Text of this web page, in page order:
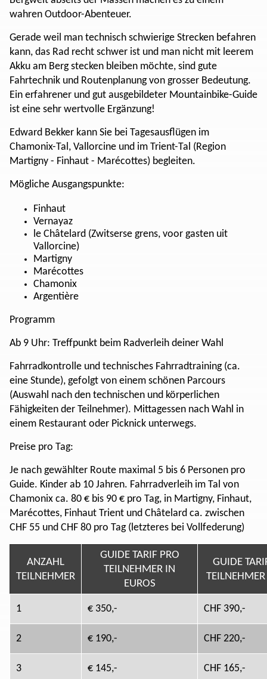
wahren Outdoor-Abenteuer.
Gerade weil man technisch schwierige Strecken befahren
kann, das Rad recht schwer ist und man nicht mit leerem
Akku am Berg stecken bleiben möchte, sind gute
Fahrtechnik und Routenplanung von grosser Bedeutung.
Ein erfahrener und gut ausgebildeter Mountainbike-Guide
ist eine sehr wertvolle Ergänzung!
Edward Bekker kann Sie bei Tagesausflügen im
Chamonix-Tal, Vallorcine und im Trient-Tal (Region
Martigny - Finhaut - Marécottes) begleiten.
Mögliche Ausgangspunkte:
Finhaut
Vernayaz
le Châtelard (Zwitserse grens, voor gasten uit
Vallorcine)
Martigny
Marécottes
Chamonix
Argentière
Programm
Ab 9 Uhr: Treffpunkt beim Radverleih deiner Wahl
Fahrradkontrolle und technisches Fahrradtraining (ca.
eine Stunde), gefolgt von einem schönen Parcours
(Auswahl nach den technischen und körperlichen
Fähigkeiten der Teilnehmer). Mittagessen nach Wahl in
einem Restaurant oder Picknick unterwegs.
Preise pro Tag:
Je nach gewählter Route maximal 5 bis 6 Personen pro
Guide. Kinder ab 10 Jahren. Fahrradverleih im Tal von
Chamonix ca. 80 € bis 90 € pro Tag, in Martigny, Finhaut,
Marécottes, Finhaut Trient und Châtelard ca. zwischen
CHF 55 und CHF 80 pro Tag (letzteres bei Vollfederung)
ANZAHL
TEILNEHMER
GUIDE TARIF PRO
TEILNEHMER IN
EUROS
GUIDE
1 € 350,- CHF 390,-
2 € 190,- CHF 220,-
3 € 145,- CHF 165,-